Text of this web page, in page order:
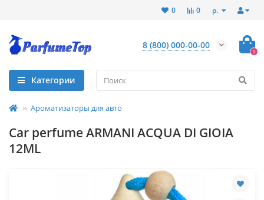
р.
0
0
8 (800) 000-00-00
0
Категории
Ароматизаторы для авто
Car perfume ARMANI ACQUA DI GIOIA
12ML